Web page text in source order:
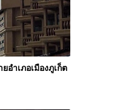
อำเภอเมืองภูเก็ต